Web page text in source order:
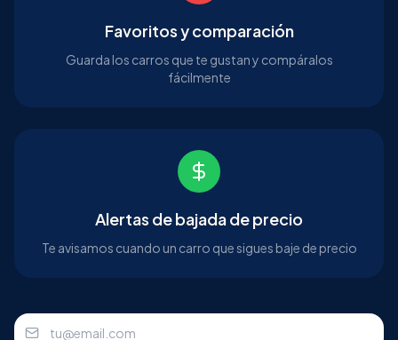
Favoritos y comparación
Guarda los carros que te gustan y compáralos
fácilmente
Alertas de bajada de precio
Te avisamos cuando un carro que sigues baje de precio